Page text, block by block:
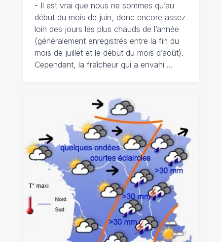
- Il est vrai que nous ne sommes qu’au
début du mois de juin, donc encore assez
loin des jours les plus chauds de l’année
(généralement enregistrés entre la fin du
mois de juillet et le début du mois d’août).
Cependant, la fraîcheur qui a envahi …